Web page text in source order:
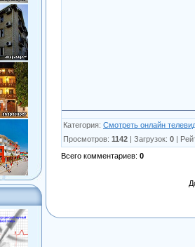
Категория: Смотреть онлайн
Просмотров: 1142 | Загрузок: 0 |
Всего комментариев: 0